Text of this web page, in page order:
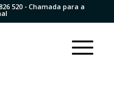
520- Chamada para a